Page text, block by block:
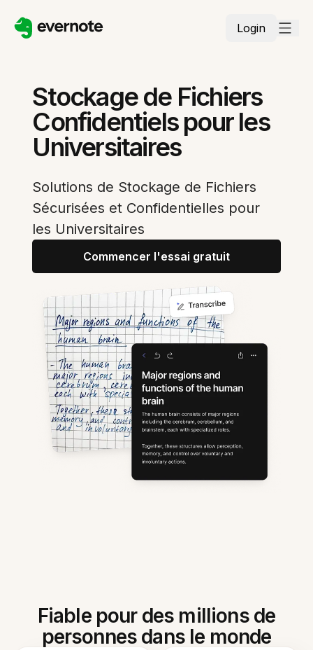
Login
Stockage de Fichiers
Confidentiels pour les
Universitaires
Solutions de Stockage de Fichiers
Sécurisées et Confidentielles pour
les Universitaires
Commencer l'essai gratuit
Fiable pour des millions de
personnes dans le monde